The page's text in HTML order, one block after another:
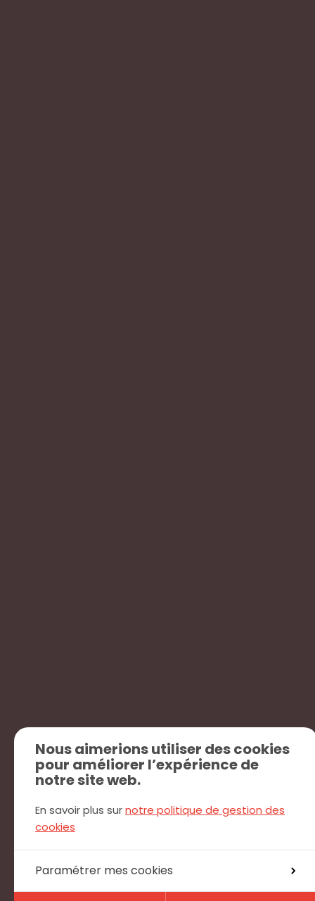
Nous aimerions utiliser des cookies
pour améliorer l’expérience de
notre site web.
En savoir plus surnotre politique de gestion des
cookies
Paramétrer mes cookies